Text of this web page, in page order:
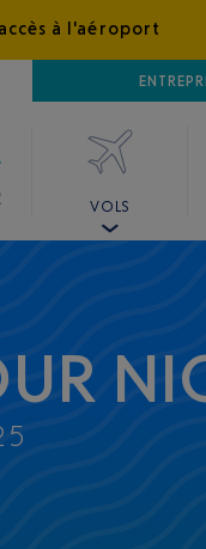
à l'aéroport
VOLS